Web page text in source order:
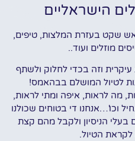
הישראליים
שקט בעזרת המלצות, טיפים,
מוזלים ועוד..
וזה בכדי לחלוק ולשתף
לטיול המושלם בבהאמס!
מה לראות, איפה ומתי לראות,
וכו'…אנחנו די בטוחים שכולנו
בעלי הניסיון ולקבל מהם קצת
לקראת הטיול.